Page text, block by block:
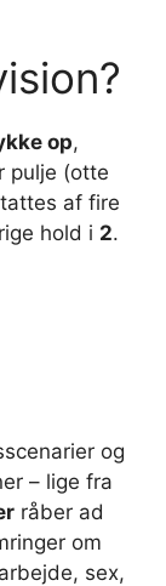
op,
pulje (otte
af fire
hold i 2.
og
– lige fra
råber ad
om
sex,